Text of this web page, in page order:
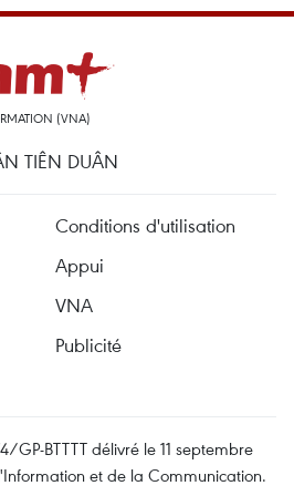
(VNA)
TIÊN DUÂN
Conditions d'utilisation
Appui
VNA
Publicité
GP-BTTTT délivré le 11 septembre
et de la Communication.